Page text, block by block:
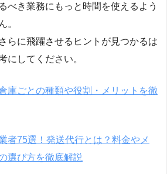
べき業務にもっと時間を使えるよう
。
らに飛躍させるヒントが見つかるは
にしてください。
庫ごとの種類や役割・メリットを徹
者75選！発送代行とは？料金やメ
選び方を徹底解説